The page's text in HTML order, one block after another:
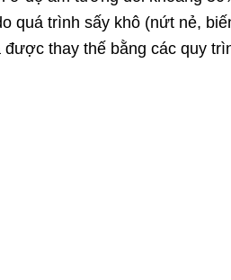
quá trình sấy khô (nứt nẻ,
thay thế bằng các quy